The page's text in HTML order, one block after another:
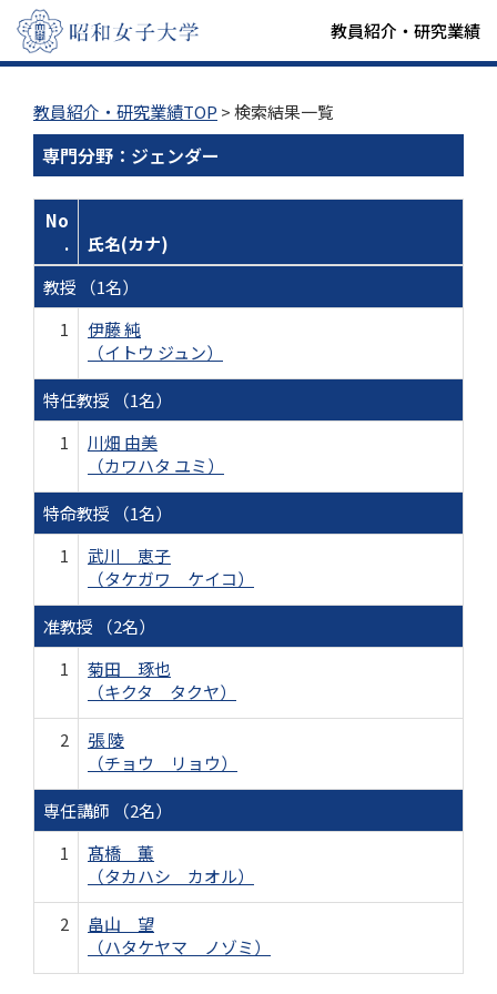
教員紹介・研究業績
教員紹介・研究業績TOP > 検索結果一覧
専門分野：ジェンダー
No
.
氏名(カナ)
教授 （1名）
1
伊藤 純
（イトウ ジュン）
特任教授 （1名）
1
川畑 由美
（カワハタ ユミ）
特命教授 （1名）
1
武川 恵子
（タケガワ ケイコ）
准教授 （2名）
1
菊田 琢也
（キクタ タクヤ）
2
張 陵
（チョウ リョウ）
専任講師 （2名）
1
髙橋 薫
（タカハシ カオル）
2
畠山 望
（ハタケヤマ ノゾミ）